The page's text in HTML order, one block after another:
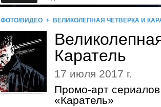
ФОТО/ВИДЕО ВЕЛИКОЛЕПНАЯ ЧЕТВЕРКА И
Каратель
17 июля 2017 г.
Промо-арт
«Каратель»